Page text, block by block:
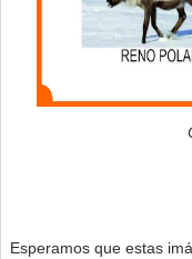
Esperamos que estas